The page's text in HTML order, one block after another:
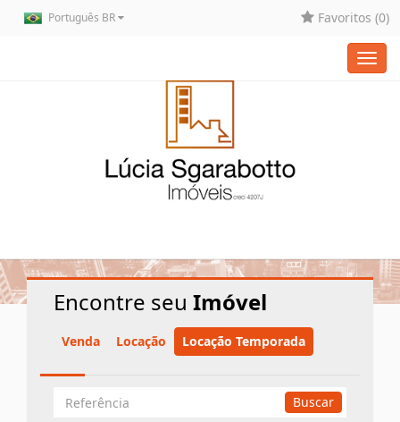
Português BR Favoritos (0)
Home Resultado da Busca
Encontre seu Imóvel
Venda Locação Locação Temporada
Busca
Buscar